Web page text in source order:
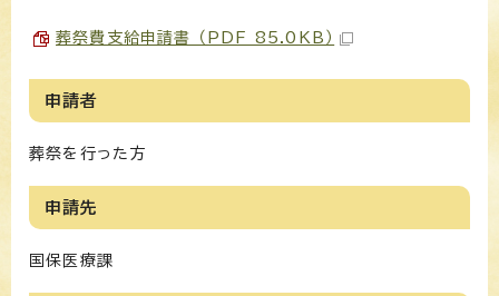
葬祭費支給申請書 （PDF 85.0KB）
申請者
葬祭を行った方
申請先
国保医療課